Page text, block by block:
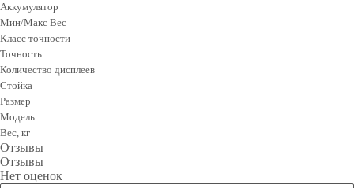
Аккумулятор
Мин/Макс Вес
Класс точности
Точность
Количество дисплеев
Стойка
Размер
Модель
Вес, кг
Отзывы
Отзывы
Нет оценок